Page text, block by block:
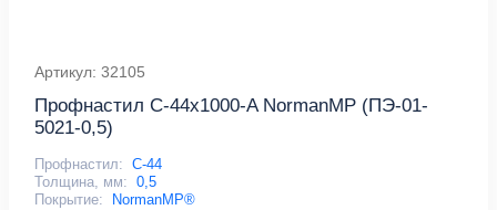
Артикул: 32105
Профнастил С-44x1000-A NormanMP (ПЭ-01-
5021-0,5)
Профнастил: С-44
Толщина, мм: 0,5
Покрытие:
NormanMP®